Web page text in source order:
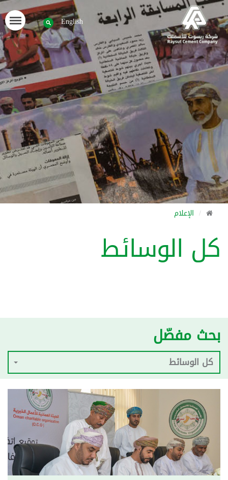
English
الإعلام
كل الوسائط
بحث مفصّل
كل الوسائط